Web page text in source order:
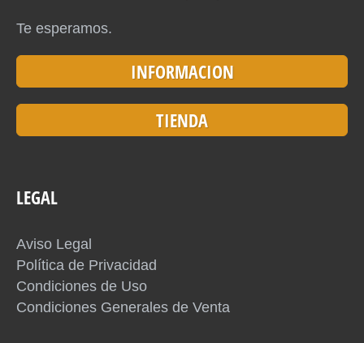
Te esperamos.
INFORMACION
TIENDA
LEGAL
Aviso Legal
Política de Privacidad
Condiciones de Uso
Condiciones Generales de Venta